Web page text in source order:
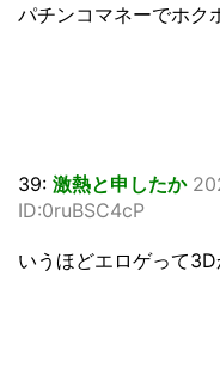
パチンコマネーでホク
39: 激熱と申したか
ID:0ruBSC4cP
いうほどエロゲって3D